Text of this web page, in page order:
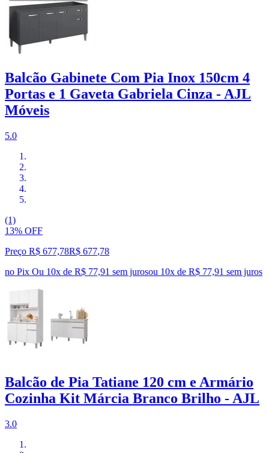
Balcão Gabinete Com Pia Inox 150cm 4
Portas e 1 Gaveta Gabriela Cinza - AJL
Móveis
5.0
(1)
13% OFF
Preço R$ 677,78R$ 677,78
no Pix Ou 10x de R$ 77,91 sem jurosou 10x de R$ 77,91 sem juros
Balcão de Pia Tatiane 120 cm e Armário
Cozinha Kit Márcia Branco Brilho - AJL
3.0